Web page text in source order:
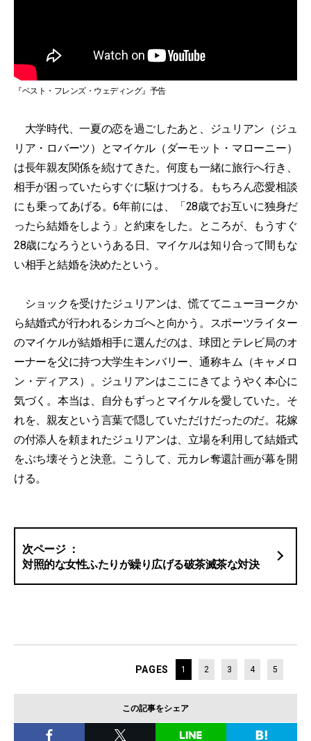
『ベスト・フレンズ・ウェディング』予告
大学時代、一夏の恋を過ごしたあと、ジュリアン（ジュ
リア・ロバーツ）とマイケル（ダーモット・マローニー）
は長年親友関係を続けてきた。何度も一緒に旅行へ行き、
相手が困っていたらすぐに駆けつける。もちろん恋愛相談
にも乗ってあげる。6年前には、「28歳でお互いに独身だ
ったら結婚をしよう」と約束をした。ところが、もうすぐ
28歳になろうというある日、マイケルは知り合って間もな
い相手と結婚を決めたという。
ショックを受けたジュリアンは、慌ててニューヨークか
ら結婚式が行われるシカゴへと向かう。スポーツライター
のマイケルが結婚相手に選んだのは、球団とテレビ局のオ
ーナーを父に持つ大学生キンバリー、通称キム（キャメロ
ン・ディアス）。ジュリアンはここにきてようやく本心に
気づく。本当は、自分もずっとマイケルを愛していた。そ
れを、親友という言葉で隠していただけだったのだ。花嫁
の付添人を頼まれたジュリアンは、立場を利用して結婚式
をぶち壊そうと決意。こうして、元カレ奪還計画が幕を開
ける。
対照的な女性ふたりが繰り広げる破茶滅茶な対決
PAGES 1 2 3 4 5
この記事をシェア